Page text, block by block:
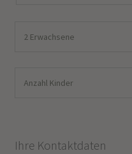
2 Erwachsene
Anzahl Kinder
Ihre Kontaktdaten